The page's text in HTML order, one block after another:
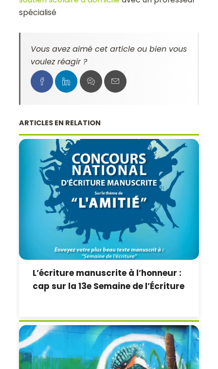
spécialisé
Vous avez aimé cet article ou bien vous
voulez réagir ?
ARTICLES EN RELATION
L’écriture manuscrite à l’honneur :
cap sur la 13e Semaine de l’Écriture